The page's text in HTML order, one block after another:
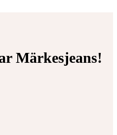
Märkesjeans!